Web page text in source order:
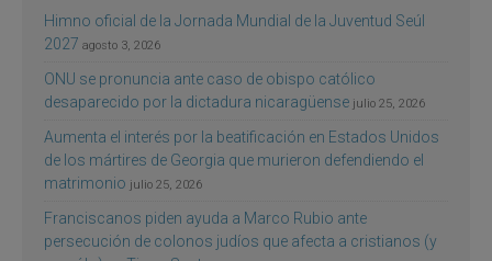
Himno oficial de la Jornada Mundial de la Juventud Seúl
2027 agosto 3, 2026
ONU se pronuncia ante caso de obispo católico
desaparecido por la dictadura nicaragüense julio 25, 2026
Aumenta el interés por la beatificación en Estados Unidos
de los mártires de Georgia que murieron defendiendo el
matrimonio julio 25, 2026
Franciscanos piden ayuda a Marco Rubio ante
persecución de colonos judíos que afecta a cristianos (y